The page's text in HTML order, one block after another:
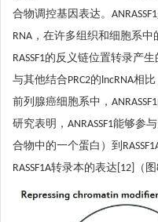
合物调控基因表达。
RNA，在许多组织和细胞系
RASSF1的反义链位置转录产
与其他结合PRC2的lncRNA相
前列腺癌细胞系中，
研究表明，ANRASSF1能够参
合物中的一个蛋白）到
RASSF1A转录本的表达[12]（图